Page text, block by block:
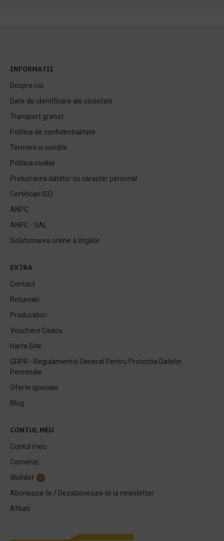
INFORMATII
Despre noi
Date de identificare ale societatii
Transport gratuit
Politica de confidentialitate
Termeni si conditii
Politica cookie
Prelucrarea datelor cu caracter personal
Certificari ISO
ANPC
ANPC - SAL
Solutionarea online a litigiilor
EXTRA
Contact
Returnari
Producatori
Vouchere Cadou
Harta Site
GDPR - Regulamentul General Pentru Protectia Datelor
Personale
Oferte speciale
Blog
CONTUL MEU
Contul meu
Comenzi
Wishlist
0
Aboneaza-te / Dezaboneaza-te la newsletter
Afiliati